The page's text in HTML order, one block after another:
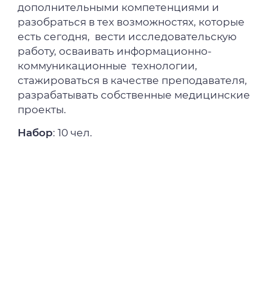
дополнительными компетенциями и
разобраться в тех возможностях, которые
есть сегодня, вести исследовательскую
работу, осваивать информационно-
коммуникационные технологии,
стажироваться в качестве преподавателя,
разрабатывать собственные медицинские
проекты.
Набор: 10 чел.